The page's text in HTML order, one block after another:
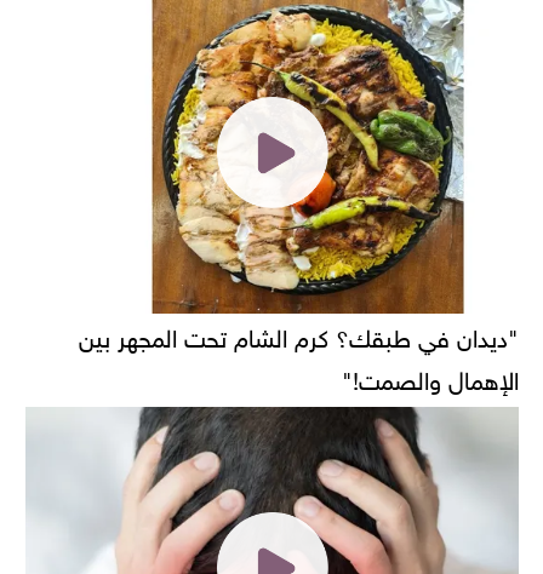
"ديدان في طبقك؟ كرم الشام تحت المجهر بين
الإهمال والصمت!"